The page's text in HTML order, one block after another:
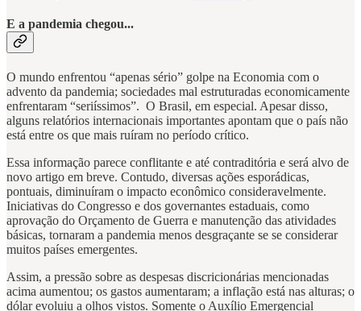
E a pandemia chegou...
O mundo enfrentou “apenas sério” golpe na Economia com o
advento da pandemia; sociedades mal estruturadas economicamente
enfrentaram “seriíssimos”. O Brasil, em especial. Apesar disso,
alguns relatórios internacionais importantes apontam que o país não
está entre os que mais ruíram no período crítico.
Essa informação parece conflitante e até contraditória e será alvo de
novo artigo em breve. Contudo, diversas ações esporádicas,
pontuais, diminuíram o impacto econômico consideravelmente.
Iniciativas do Congresso e dos governantes estaduais, como
aprovação do Orçamento de Guerra e manutenção das atividades
básicas, tornaram a pandemia menos desgraçante se se considerar
muitos países emergentes.
Assim, a pressão sobre as despesas discricionárias mencionadas
acima aumentou; os gastos aumentaram; a inflação está nas alturas; o
dólar evoluiu a olhos vistos. Somente o Auxílio Emergencial